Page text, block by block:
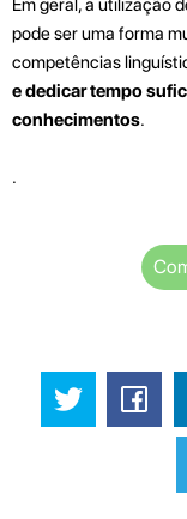
pode ser uma forma
competências
e dedicar tempo
conhecimentos.
.